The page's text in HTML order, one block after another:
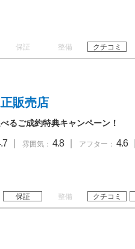
保証 整備 クチコミ
販売店
るご成約特典キャンペーン！
雰囲気： 4.8 アフター： 4.6
保証 整備 クチコミ